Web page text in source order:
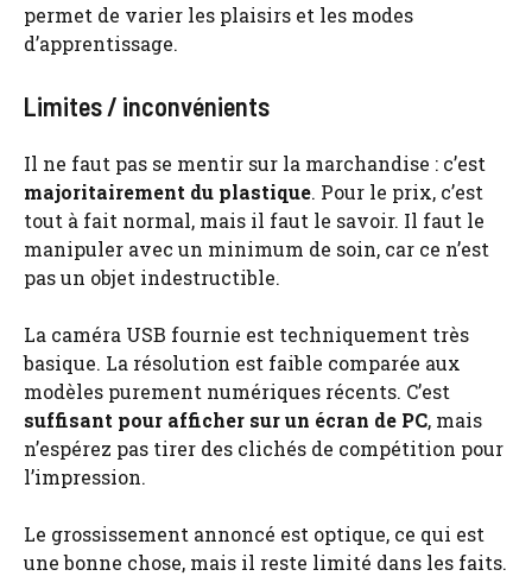
permet de varier les plaisirs et les modes
d’apprentissage.
Limites / inconvénients
Il ne faut pas se mentir sur la marchandise : c’est
majoritairement du plastique. Pour le prix, c’est
tout à fait normal, mais il faut le savoir. Il faut le
manipuler avec un minimum de soin, car ce n’est
pas un objet indestructible.
La caméra USB fournie est techniquement très
basique. La résolution est faible comparée aux
modèles purement numériques récents. C’est
suffisant pour afficher sur un écran de PC, mais
n’espérez pas tirer des clichés de compétition pour
l’impression.
Le grossissement annoncé est optique, ce qui est
une bonne chose, mais il reste limité dans les faits.